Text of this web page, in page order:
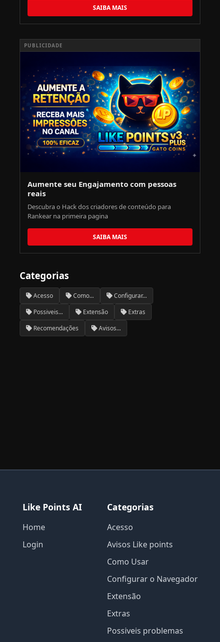
SAIBA MAIS
PUBLICIDADE
Aumente seu Engajamento com pessoas
reais
Descubra o Hack dos criadores de conteúdo para
Rankear na primeira pagina
SAIBA MAIS
Categorias
Acesso Como...
Configurar...
Possiveis...
Extensão
Extras
Recomendações
Avisos...
Like Points AI
Home
Login
Categorias
Acesso
Avisos Like points
Como Usar
Configurar o Navegador
Extensão
Extras
Possiveis problemas